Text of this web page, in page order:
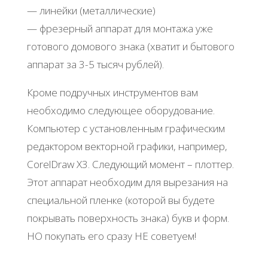
— линейки (металлические)
— фрезерный аппарат для монтажа уже
готового домового знака (хватит и бытового
аппарат за 3-5 тысяч рублей).
Кроме подручных инструментов вам
необходимо следующее оборудование.
Компьютер с установленным графическим
редактором векторной графики, например,
CorelDraw X3. Следующий момент – плоттер.
Этот аппарат необходим для вырезания на
специальной пленке (которой вы будете
покрывать поверхность знака) букв и форм.
НО покупать его сразу НЕ советуем!